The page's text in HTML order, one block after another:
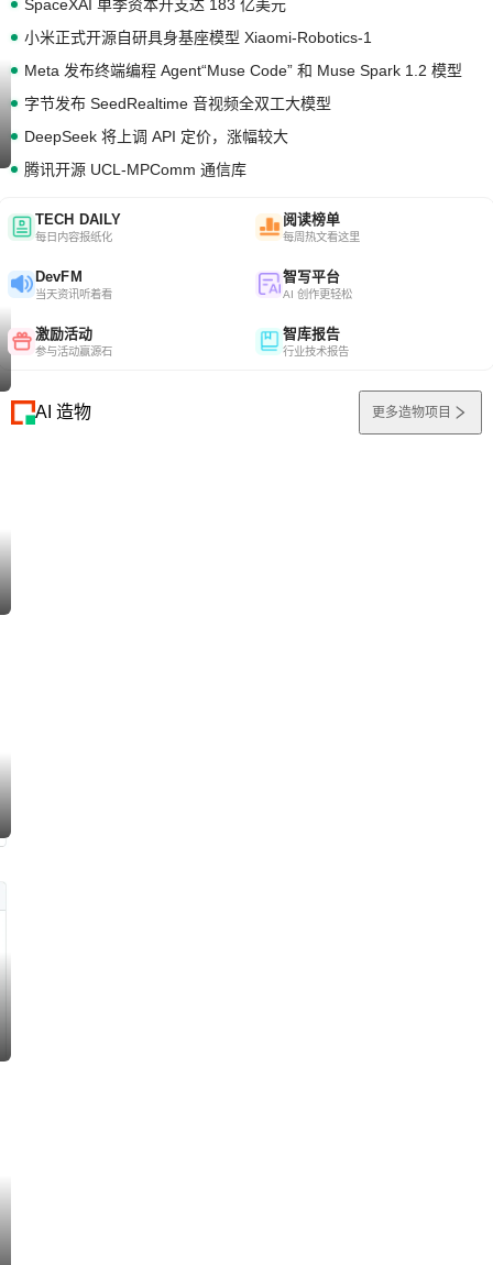
SpaceXAI 单季资本开支达 183 亿美元
小米正式开源自研具身基座模型 Xiaomi-Robotics-1
Meta 发布终端编程 Agent“Muse Code” 和 Muse Spark 1.2 模型
字节发布 SeedRealtime 音视频全双工大模型
DeepSeek 将上调 API 定价，涨幅较大
腾讯开源 UCL-MPComm 通信库
TECH DAILY
每日内容报纸化
阅读榜单
每周热文看这里
DevFM
当天资讯听着看
智写平台
AI 创作更轻松
激励活动
参与活动赢源石
智库报告
行业技术报告
AI 造物 更多造物项目